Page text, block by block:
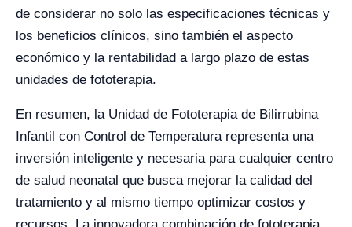
de considerar no solo las especificaciones técnicas y
los beneficios clínicos, sino también el aspecto
económico y la rentabilidad a largo plazo de estas
unidades de fototerapia.
En resumen, la Unidad de Fototerapia de Bilirrubina
Infantil con Control de Temperatura representa una
inversión inteligente y necesaria para cualquier centro
de salud neonatal que busca mejorar la calidad del
tratamiento y al mismo tiempo optimizar costos y